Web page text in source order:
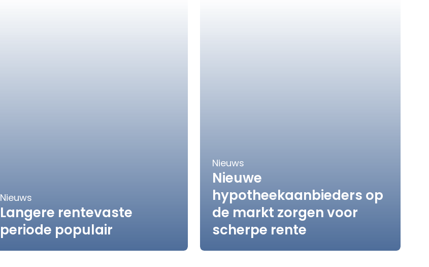
Nieuws
Langere rentevaste
periode populair
Nieuws
Nieuwe
hypotheekaanbieders op
de markt zorgen voor
scherpe rente